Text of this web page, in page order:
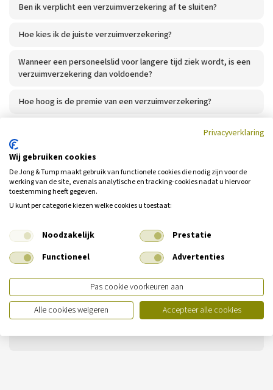
Ben ik verplicht een verzuimverzekering af te sluiten?
Hoe kies ik de juiste verzuimverzekering?
Wanneer een personeelslid voor langere tijd ziek wordt, is een
verzuimverzekering dan voldoende?
Hoe hoog is de premie van een verzuimverzekering?
Heeft u nog geen antwoord op uw
vraag?
Neem dan contact met ons op.
Vestiging Ilpendam
De Noord 13
1452 PS Ilpendam
020-4361505
Privacyverklaring
Wij gebruiken cookies
De Jong & Tump maakt gebruik van functionele cookies die nodig zijn voor de
werking van de site, evenals analytische en tracking‑cookies nadat u hiervoor
toestemming heeft gegeven.
U kunt per categorie kiezen welke cookies u toestaat:
Noodzakelijk
Prestatie
Functioneel
Advertenties
Pas cookie voorkeuren aan
Alle cookies weigeren
Accepteer alle cookies